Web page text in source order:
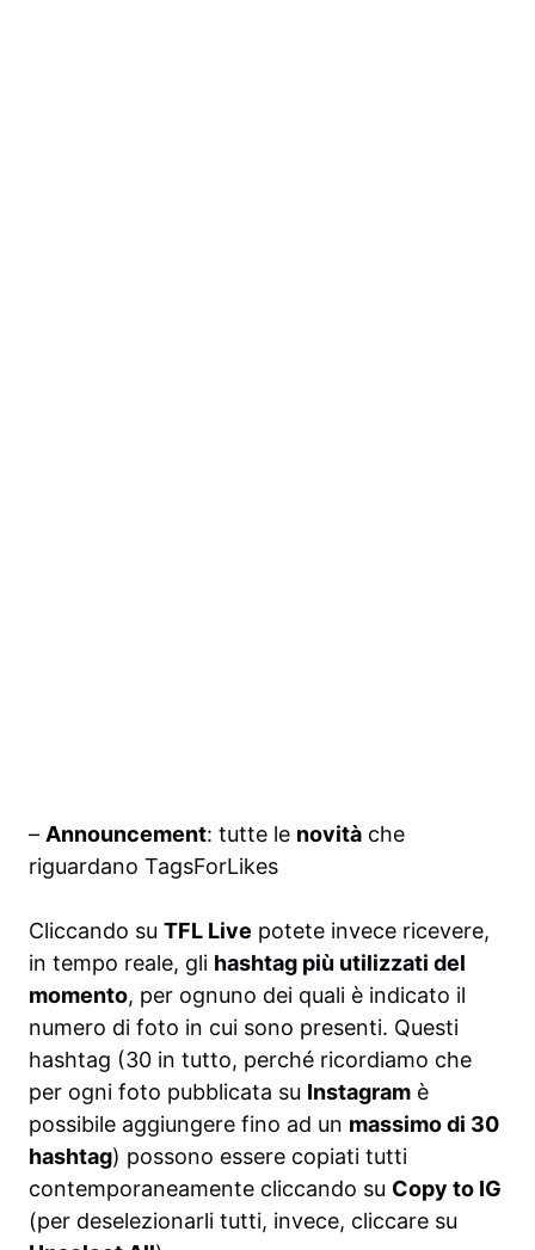
– Announcement: tutte le novità che
riguardano TagsForLikes
Cliccando su TFL Live potete invece ricevere,
in tempo reale, gli hashtag più utilizzati del
momento, per ognuno dei quali è indicato il
numero di foto in cui sono presenti. Questi
hashtag (30 in tutto, perché ricordiamo che
per ogni foto pubblicata su Instagram è
possibile aggiungere fino ad un massimo di 30
hashtag) possono essere copiati tutti
contemporaneamente cliccando su Copy to IG
(per deselezionarli tutti, invece, cliccare su